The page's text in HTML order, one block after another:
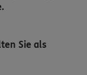
Sie als